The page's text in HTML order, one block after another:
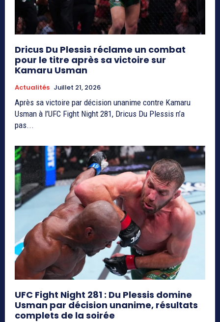
Dricus Du Plessis réclame un combat
pour le titre après sa victoire sur
Kamaru Usman
Actualités Juillet 21, 2026
Après sa victoire par décision unanime contre Kamaru
Usman à l’UFC Fight Night 281, Dricus Du Plessis n’a
pas...
UFC Fight Night 281 : Du Plessis domine
Usman par décision unanime, résultats
complets de la soirée